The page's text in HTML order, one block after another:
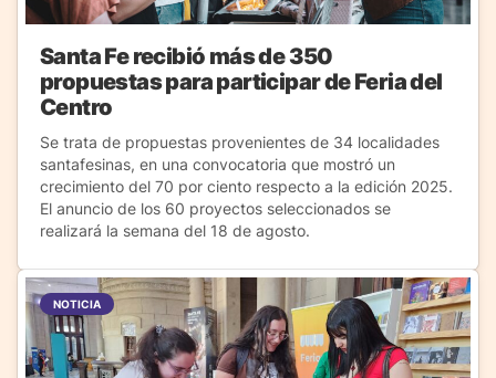
Santa Fe recibió más de 350
propuestas para participar de Feria del
Centro
Se trata de propuestas provenientes de 34 localidades
santafesinas, en una convocatoria que mostró un
crecimiento del 70 por ciento respecto a la edición 2025.
El anuncio de los 60 proyectos seleccionados se
realizará la semana del 18 de agosto.
NOTICIA